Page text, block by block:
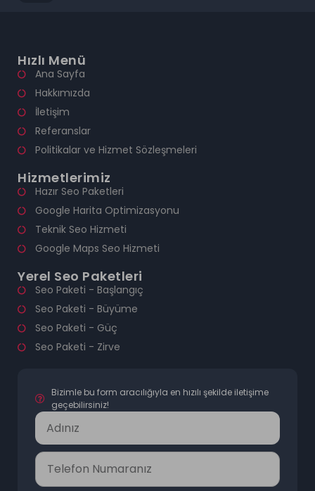
Hızlı Menü
Ana Sayfa
Hakkımızda
İletişim
Referanslar
Politikalar ve Hizmet Sözleşmeleri
Hizmetlerimiz
Hazır Seo Paketleri
Google Harita Optimizasyonu
Teknik Seo Hizmeti
Google Maps Seo Hizmeti
Yerel Seo Paketleri
Seo Paketi - Başlangıç
Seo Paketi - Büyüme
Seo Paketi - Güç
Seo Paketi - Zirve
Bizimle bu form aracılığıyla en hızılı şekilde iletişime
geçebilirsiniz!